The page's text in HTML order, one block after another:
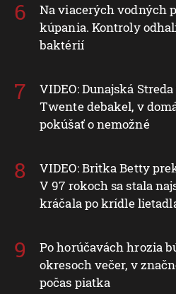
Na viacerých vodných
kúpania. Kontroly
baktérií
VIDEO: Dunajská
Twente debakel, v
pokúšať o nemožné
VIDEO: Britka Betty
V 97 rokoch sa stala
kráčala po krídle
Po horúčavách hrozia
okresoch večer, v
počas piatka